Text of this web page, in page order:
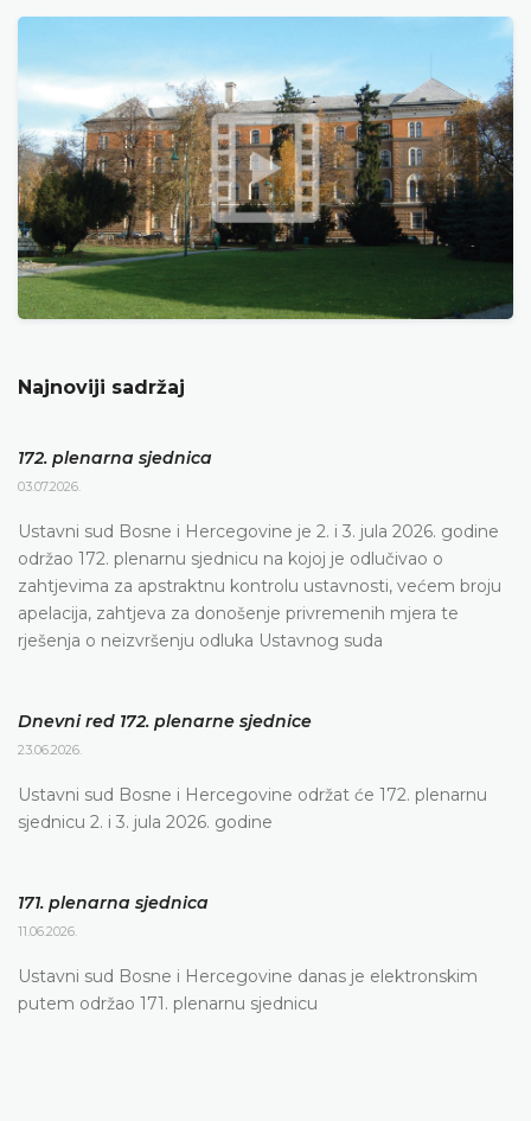
Najnoviji sadržaj
172. plenarna sjednica
03.07.2026.
Ustavni sud Bosne i Hercegovine je 2. i 3. jula 2026. godine
održao 172. plenarnu sjednicu na kojoj je odlučivao o
zahtjevima za apstraktnu kontrolu ustavnosti, većem broju
apelacija, zahtjeva za donošenje privremenih mjera te
rješenja o neizvršenju odluka Ustavnog suda
Dnevni red 172. plenarne sjednice
23.06.2026.
Ustavni sud Bosne i Hercegovine održat će 172. plenarnu
sjednicu 2. i 3. jula 2026. godine
171. plenarna sjednica
11.06.2026.
Ustavni sud Bosne i Hercegovine danas je elektronskim
putem održao 171. plenarnu sjednicu